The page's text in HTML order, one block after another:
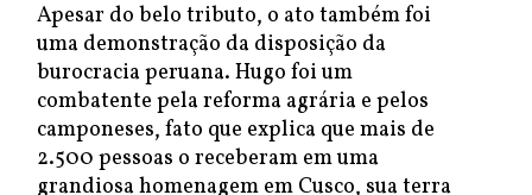
Apesar do belo tributo, o ato também foi
uma demonstração da disposição da
burocracia peruana. Hugo foi um
combatente pela reforma agrária e pelos
camponeses, fato que explica que mais de
2.500 pessoas o receberam em uma
grandiosa homenagem em Cusco, sua terra